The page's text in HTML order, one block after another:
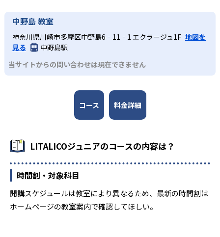
パーソナルコースでは、9か月を1つの区切りとして目標を
設定して取り組む。専任の担当指導員による完全マンツー
マン・オーダーメイドの支援により、短期間での成長を目
指す。専門的なアセスメントにより、それぞれの子どもに
適した学習計画を立てる。保護者をサポートするサービス
も提供している。
中野島 教室
神奈川県川崎市多摩区中野島6‐11‐1 エクラージュ1F 地図を
見る
中野島駅
当サイトからの問い合わせは現在できません
コース 料金詳細
LITALICOジュニアのコースの内容は？
時間割・対象科目
開講スケジュールは教室により異なるため、最新の時間割は
ホームページの教室案内で確認してほしい。